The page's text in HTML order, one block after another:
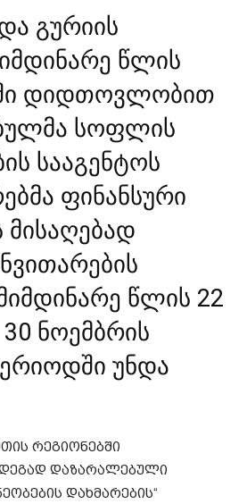
გურიის
წლის
დიდთოვლობით
სოფლის
სააგენტოს
ფინანსური
მისაღებად
წლის 22
ნოემბრის
უნდა
რეგიონებში
დაზარალებული
დახმარების“